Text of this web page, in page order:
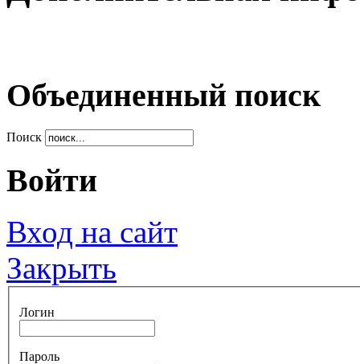
Объединенный поиск
Поиск
Войти
Вход на сайт
Закрыть
Логин
Пароль